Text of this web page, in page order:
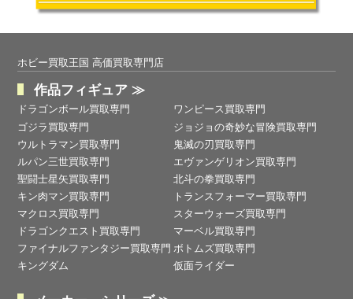
ホビー買取王国 高価買取専門店
作品フィギュア ≫
ドラゴンボール買取専門
ワンピース買取専門
ゴジラ買取専門
ジョジョの奇妙な冒険買取専門
ウルトラマン買取専門
鬼滅の刃買取専門
ルパン三世買取専門
エヴァンゲリオン買取専門
聖闘士星矢買取専門
北斗の拳買取専門
キン肉マン買取専門
トランスフォーマー買取専門
マクロス買取専門
スターウォーズ買取専門
ドラゴンクエスト買取専門
マーベル買取専門
ファイナルファンタジー買取専門 ボトムズ買取専門
キングダム
仮面ライダー